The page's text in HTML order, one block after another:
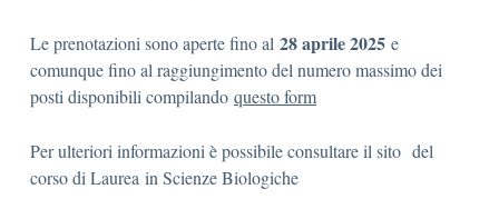
Le prenotazioni sono aperte fino al 28 aprile 2025 e
comunque fino al raggiungimento del numero massimo dei
posti disponibili compilando questo form
Per ulteriori informazioni è possibile consultare il sito del
corso di Laurea in Scienze Biologiche